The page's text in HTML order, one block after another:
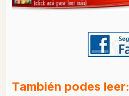
También podes leer: